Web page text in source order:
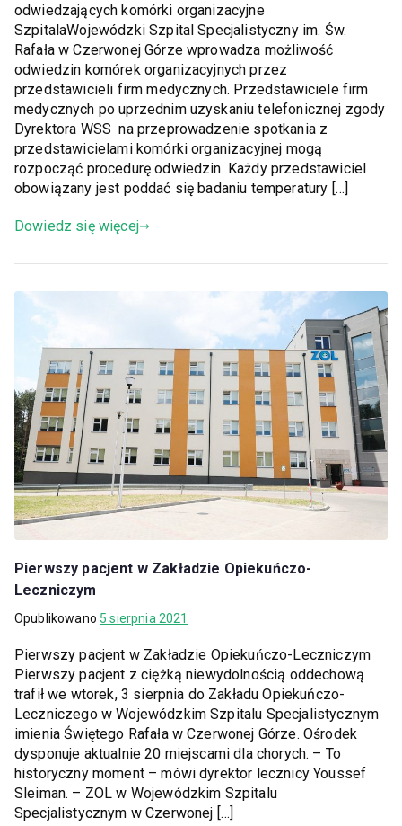
odwiedzających komórki organizacyjne
SzpitalaWojewódzki Szpital Specjalistyczny im. Św.
Rafała w Czerwonej Górze wprowadza możliwość
odwiedzin komórek organizacyjnych przez
przedstawicieli firm medycznych. Przedstawiciele firm
medycznych po uprzednim uzyskaniu telefonicznej zgody
Dyrektora WSS na przeprowadzenie spotkania z
przedstawicielami komórki organizacyjnej mogą
rozpocząć procedurę odwiedzin. Każdy przedstawiciel
obowiązany jest poddać się badaniu temperatury […]
Dowiedz się więcej
Pierwszy pacjent w Zakładzie Opiekuńczo-
Leczniczym
Opublikowano 5 sierpnia 2021
Pierwszy pacjent w Zakładzie Opiekuńczo-Leczniczym
Pierwszy pacjent z ciężką niewydolnością oddechową
trafił we wtorek, 3 sierpnia do Zakładu Opiekuńczo-
Leczniczego w Wojewódzkim Szpitalu Specjalistycznym
imienia Świętego Rafała w Czerwonej Górze. Ośrodek
dysponuje aktualnie 20 miejscami dla chorych. – To
historyczny moment – mówi dyrektor lecznicy Youssef
Sleiman. – ZOL w Wojewódzkim Szpitalu
Specjalistycznym w Czerwonej […]